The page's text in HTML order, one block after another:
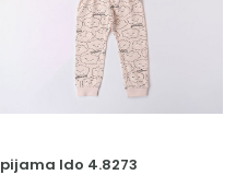
pijama Ido 4.8273